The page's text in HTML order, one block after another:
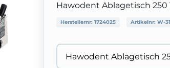
Hawodent Ablagetisch 250
Herstellernr: 1724025 Artikelnr: W-